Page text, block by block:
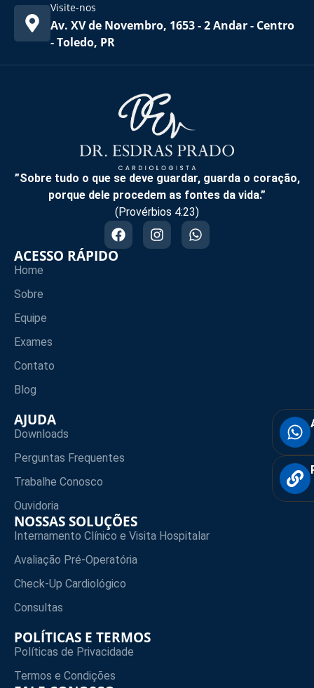
Visite-nos
Av. XV de Novembro, 1653 - 2 Andar - Centro
- Toledo, PR
”Sobre tudo o que se deve guardar, guarda o coração,
porque dele procedem as fontes da vida.”
(Provérbios 4:23)
ACESSO RÁPIDO
Home
Sobre
Equipe
Exames
Contato
Blog
AJUDA
Downloads
Perguntas Frequentes
Trabalhe Conosco
Ouvidoria
NOSSAS SOLUÇÕES
Internamento Clínico e Visita Hospitalar
Avaliação Pré-Operatória
Check-Up Cardiológico
Consultas
POLÍTICAS E TERMOS
Políticas de Privacidade
Termos e Condições